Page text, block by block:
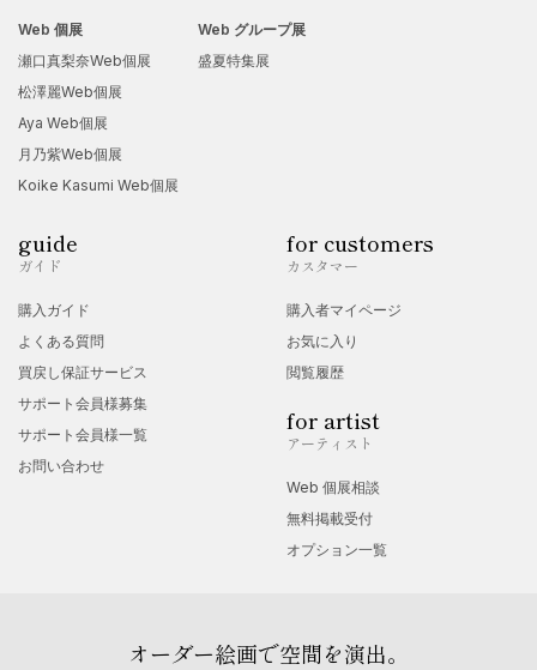
Web 個展
瀬口真梨奈Web個展
松澤麗Web個展
Aya Web個展
月乃紫Web個展
Koike Kasumi Web個展
Web グループ展
盛夏特集展
guide
ガイド
購入ガイド
よくある質問
買戻し保証サービス
サポート会員様募集
サポート会員様一覧
お問い合わせ
for customers
カスタマー
購入者マイページ
お気に入り
閲覧履歴
for artist
アーティスト
Web 個展相談
無料掲載受付
オプション一覧
オーダー絵画で空間を演出。